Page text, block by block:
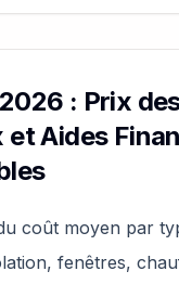
: Prix
et Aides
coût moyen par
fenêtres,